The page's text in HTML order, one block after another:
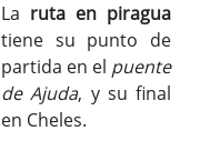
La ruta en piragua
tiene su punto de
partida en el puente
de Ajuda, y su final
en Cheles.